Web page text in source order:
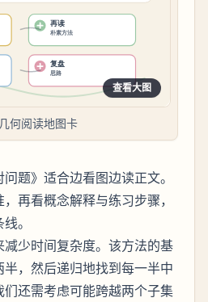
查看大图
何阅读地图卡
题》适合边看图边读正文。
再看概念解释与练习步骤，
。
减少时间复杂度。该方法的基
，然后递归地找到每一半中
还需考虑可能跨越两个子集